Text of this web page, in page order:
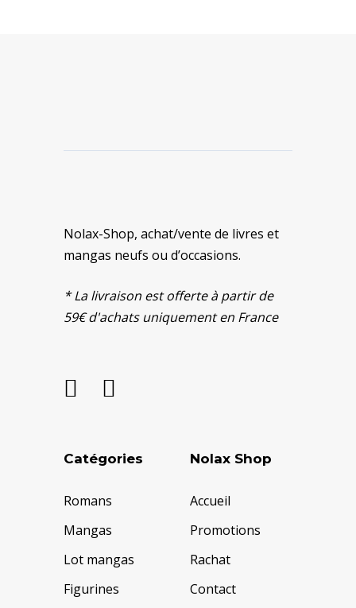
Nolax-Shop, achat/vente de livres et
mangas neufs ou d’occasions.
* La livraison est offerte à partir de
59€ d'achats uniquement en France
Catégories
Romans
Mangas
Lot mangas
Figurines
Nolax Shop
Accueil
Promotions
Rachat
Contact